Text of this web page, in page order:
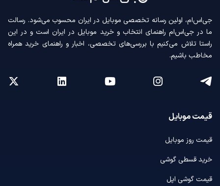
جی‌اس‌ام، اولین رسانه‌ تخصصی موبایل در ایران محسوب می‌شود. رسالت
ما در جی‌اس‌ام راهنمای انتخاب و خرید موبایل در ایران است و در این
راستا تلاش می‌کنیم با بررسی‌های تخصصی، اخبار و راهنمای خرید همراه
مخاطب باشیم.
قیمت موبایل
قیمت روز موبایل
خرید قسطی گوشی
قیمت گوشی اپل